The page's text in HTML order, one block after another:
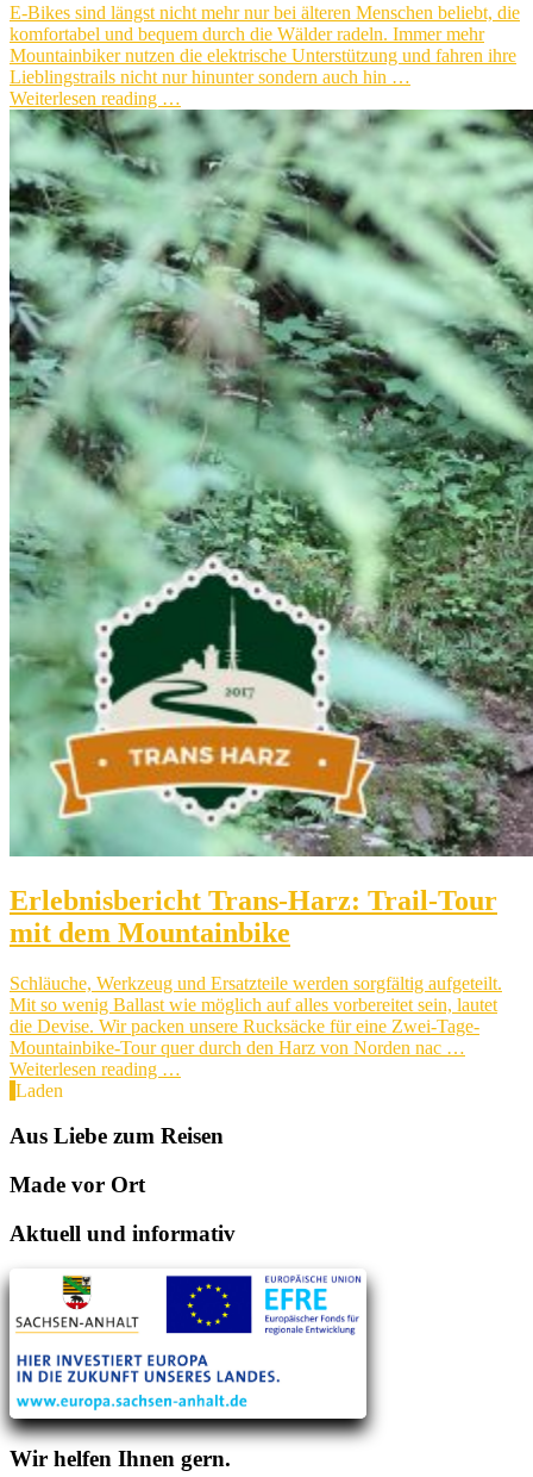
E-Bikes sind längst nicht mehr nur bei älteren Menschen beliebt, die
komfortabel und bequem durch die Wälder radeln. Immer mehr
Mountainbiker nutzen die elektrische Unterstützung und fahren ihre
Lieblingstrails nicht nur hinunter sondern auch hin …
Weiterlesen reading …
Erlebnisbericht Trans-Harz: Trail-Tour
mit dem Mountainbike
Schläuche, Werkzeug und Ersatzteile werden sorgfältig aufgeteilt.
Mit so wenig Ballast wie möglich auf alles vorbereitet sein, lautet
die Devise. Wir packen unsere Rucksäcke für eine Zwei-Tage-
Mountainbike-Tour quer durch den Harz von Norden nac …
Weiterlesen reading …
Laden
Aus Liebe zum Reisen
Made vor Ort
Aktuell und informativ
Wir helfen Ihnen gern.